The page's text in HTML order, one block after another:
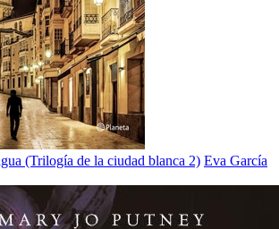
(Trilogía de la ciudad blanca 2) Eva García